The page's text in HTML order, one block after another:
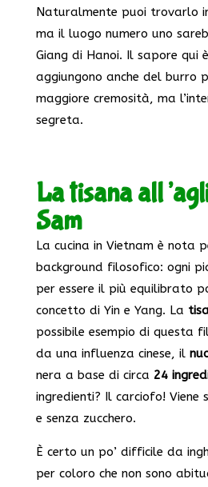
Naturalmente puoi trovarlo
ma il luogo numero uno
Giang di Hanoi. Il sapore qui
aggiungono anche del burro
maggiore cremosità, ma
segreta.
La tisana
Sam
La cucina in Vietnam è nota
background filosofico: ogni
per essere il più equilibrato
concetto di Yin e Yang. La
possibile esempio di questa
da una influenza cinese, il
nera a base di circa 24
ingredienti? Il carciofo! Viene
e senza zucchero.
È certo un po’ difficile da
per coloro che non sono